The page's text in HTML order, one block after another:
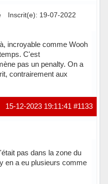
Inscrit(e): 19-07-2022
incroyable comme Wooh
C'est
pas un penalty. On a
contrairement aux
#1133
15-12-2023 19:11:41
pas dans la zone du
en a eu plusieurs comme